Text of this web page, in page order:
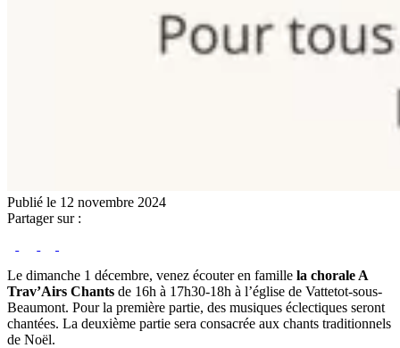
Publié le 12 novembre 2024
Partager sur :
Le dimanche 1 décembre, venez écouter en famille la chorale A
Trav’Airs Chants de 16h à 17h30-18h à l’église de Vattetot-sous-
Beaumont. Pour la première partie, des musiques éclectiques seront
chantées. La deuxième partie sera consacrée aux chants traditionnels
de Noël.